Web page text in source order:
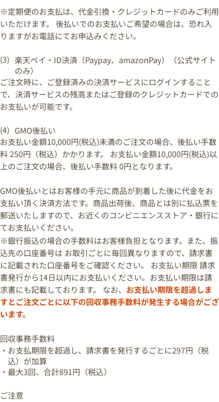
※定期便のお支払は、代金引換・クレジットカードのみご利用
いただけます。 後払いでのお支払いご希望の場合は、恐れ入
りますがお電話にてお申込みください。
楽天ペイ・ID決済（Paypay、amazonPay）（公式サイト
のみ）
ご注文時に、ご登録済みの決済サービスにログインすること
で、決済サービスの残高またはご登録のクレジットカードでの
お支払いが可能です。
GMO後払い
お支払い金額10,000円(税込)未満のご注文の場合、後払い手数
料 250円（税込）かかります。 お支払い金額10,000円(税込)以
上のご注文の場合、後払い手数料 0円となります。
GMO後払いとはお客様の手元に商品が到着した後に代金をお
支払い頂く決済方法です。商品出荷後、商品とは別に払込票を
郵送いたしますので、お近くのコンビニエンスストア・銀行に
てお支払いください。
※銀行振込の場合の手数料はお客様負担となります。また、振
込先の口座番号は お取引ごとに毎回異なりますので、請求書
に記載された口座番号をご確認ください。 お支払い期限 請求
書発行から14日以内にお支払いください。お支払い期限は請
求書にも記載しております。 なお、 お支払い期限を超過しま
すとご注文ごとに以下の回収事務手数料が発生する場合がござ
います。
回収事務手数料
・お支払期限を超過し、請求書を発行するごとに297円（税
込）が加算
・最大3回、合計891円（税込）
ご注意